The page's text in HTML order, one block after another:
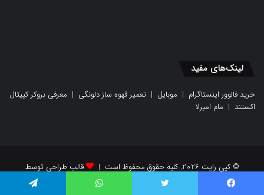
لینک‌های مفید
خرید فالوور اینستاگرام | موبایل | تعمیر قهوه ساز دلونگی | معرفی بروکر کپیتال
اکستند | مام امبرلا
© کپی رایت 2026, کلیه حقوق محفوظ است | قالب طراحی توسط